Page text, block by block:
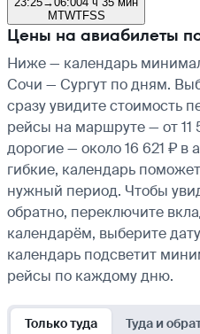
MTWTFSS
Цены на авиабилеты
Ниже — календарь
Сочи — Сургут по дням.
сразу увидите стоимость
рейсы на маршруте — от 11
дорогие — около 16 621 ₽ в
гибкие, календарь
нужный период. Чтобы
обратно, переключите
календарём, выберите
календарь подсветит
рейсы по каждому дню.
Только туда Туда и